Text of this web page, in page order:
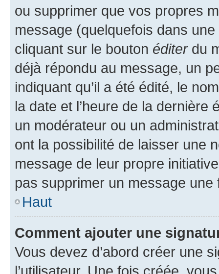
ou supprimer que vos propres
message (quelquefois dans
cliquant sur le bouton éditerdu
déjà répondu au message, un
indiquant qu’il a été édité, le
la date et l’heure de la dernière
un modérateur ou un
ont la possibilité de laisser une
message de leur propre
pas supprimer un message une
Haut
Comment ajouter une
Vous devez d’abord créer une
l’utilisateur. Une fois créée,